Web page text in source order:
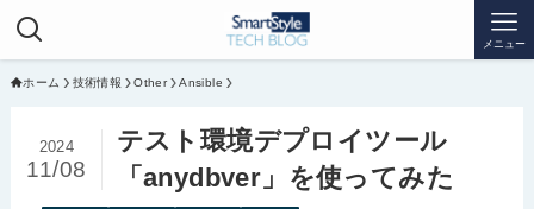
メニュー
ホーム 技術情報 Other Ansible
テスト環境デプロイツール
「anydbver」を使ってみた
2024
11/08